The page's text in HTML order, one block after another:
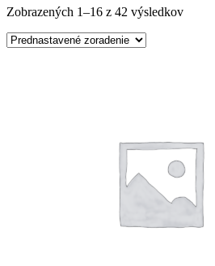
Zobrazených 1–16 z 42 výsledkov